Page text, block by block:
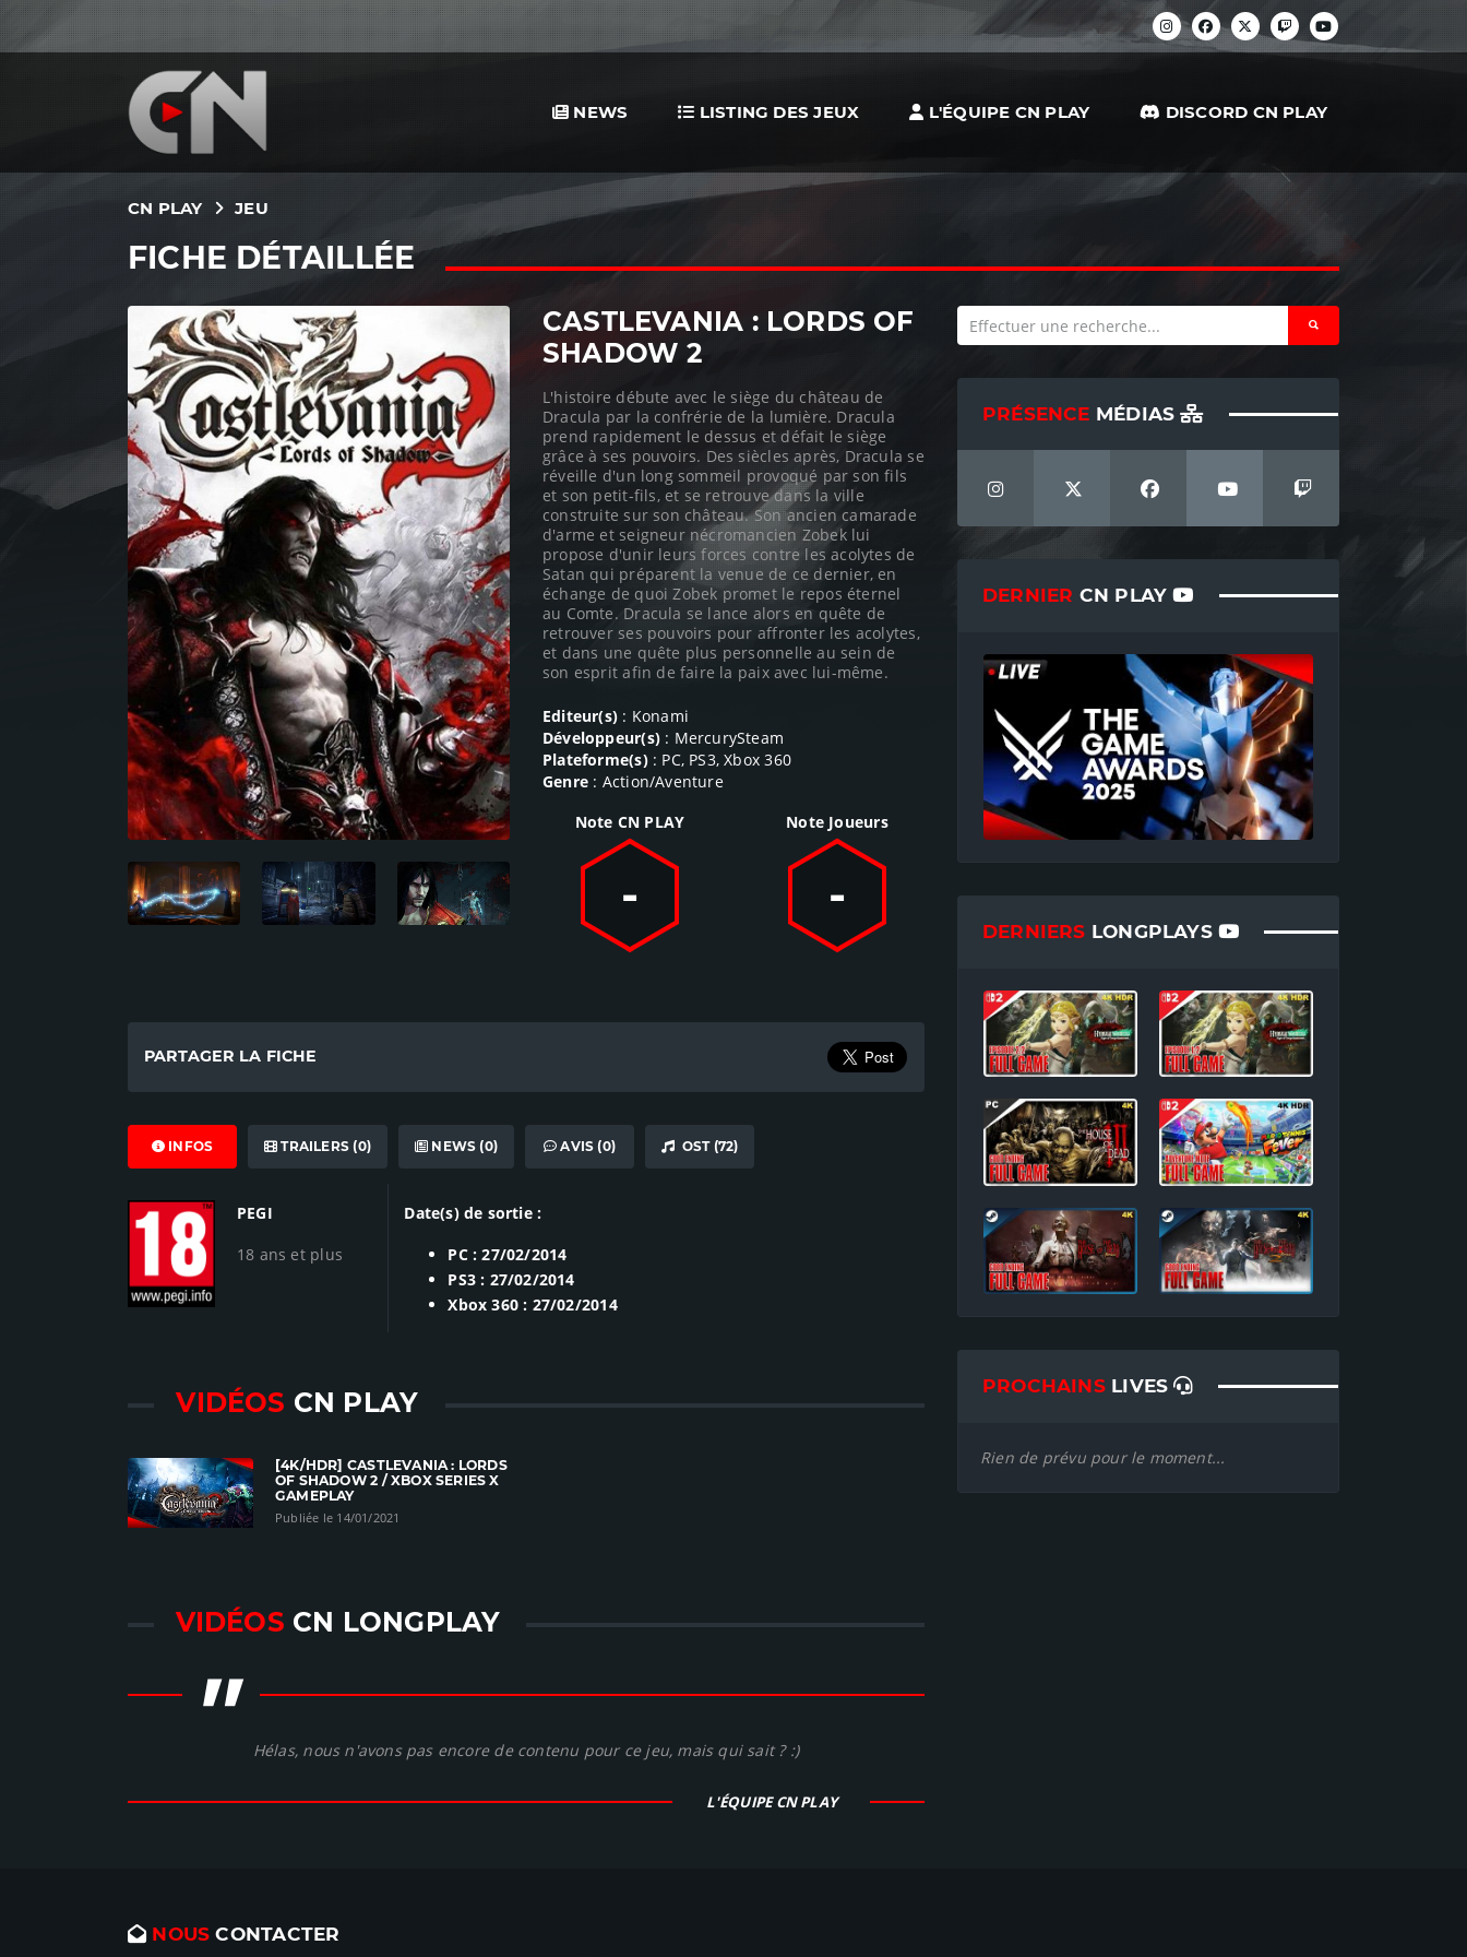
NEWS LISTING DES JEUX L'ÉQUIPE CN PLAY DISCORD CN PLAY
CN PLAY JEU
FICHE DÉTAILLÉE
CASTLEVANIA : LORDS OF
SHADOW 2
L'histoire débute avec le siège du château de
Dracula par la confrérie de la lumière. Dracula
prend rapidement le dessus et défait le siège
grâce à ses pouvoirs. Des siècles après, Dracula se
réveille d'un long sommeil provoqué par son fils
et son petit-fils, et se retrouve dans la ville
construite sur son château. Son ancien camarade
d'arme et seigneur nécromancien Zobek lui
propose d'unir leurs forces contre les acolytes de
Satan qui préparent la venue de ce dernier, en
échange de quoi Zobek promet le repos éternel
au Comte. Dracula se lance alors en quête de
retrouver ses pouvoirs pour affronter les acolytes,
et dans une quête plus personnelle au sein de
son esprit afin de faire la paix avec lui-même.
Editeur(s) : Konami
Développeur(s): MercurySteam
Plateforme(s): PC, PS3, Xbox 360
Genre : Action/Aventure
Note CN PLAY
-
Note Joueurs
-
PARTAGER LA FICHE
INFOS TRAILERS (0) NEWS (0) AVIS (0) OST (72)
PEGI
18 ans et plus
Date(s) de sortie :
PC : 27/02/2014
PS3 : 27/02/2014
Xbox 360 : 27/02/2014
VIDÉOS CN PLAY
[4K/HDR] CASTLEVANIA : LORDS
OF SHADOW 2 / XBOX SERIES X
GAMEPLAY
Publiée le 14/01/2021
VIDÉOS CN LONGPLAY
" Hélas, nous n'avons pas encore de contenu pour ce jeu, mais qui sait ? :)
L'ÉQUIPE CN PLAY
PRÉSENCE MÉDIAS
DERNIER CN PLAY
DERNIERS LONGPLAYS
PROCHAINSLIVES
Rien de prévu pour le moment...
NOUS CONTACTER